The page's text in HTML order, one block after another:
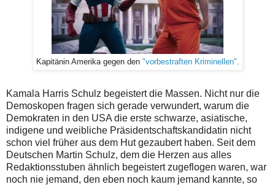
Kapitänin Amerika gegen den "vorbestraften Kriminellen".
Kamala Harris Schulz begeistert die Massen. Nicht nur die
Demoskopen fragen sich gerade verwundert, warum die
Demokraten in den USA die erste schwarze, asiatische,
indigene und weibliche Präsidentschaftskandidatin nicht
schon viel früher aus dem Hut gezaubert haben. Seit dem
Deutschen Martin Schulz, dem die Herzen aus alles
Redaktionsstuben ähnlich begeistert zugeflogen waren, war
noch nie jemand, den eben noch kaum jemand kannte, so